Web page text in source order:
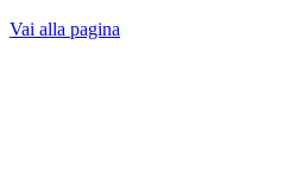
Vai alla pagina